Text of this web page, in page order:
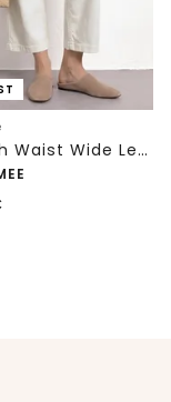
7/8 High Waist Wide Leg Jeans im Loose Fit